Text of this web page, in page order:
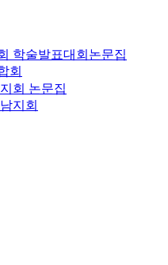
학술발표대회논문집
회
회 논문집
지회